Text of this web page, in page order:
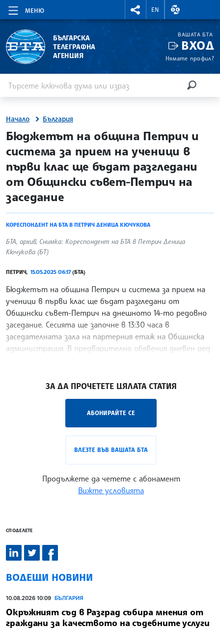
МЕНЮ
RIGHTMENU.SOCIAL
EN
ВАЛУТНИ
БЪЛГАРСКА
ТЕЛЕГРАФНА
АГЕНЦИЯ
ВАШАТА БТА
ВХОД
Нямате профил?
Начало България
site.bta
Бюджетът на община Петрич и
система за прием на ученици в
първи клас ще бъдат разгледани
от Общински съвет-Петрич на
заседание
КОРЕСПОНДЕНТ НА БТА В ПЕТРИЧ ДЕНИЦА КЮЧУКОВА
БТА, архив, Снимка: Кореспондент на БТА в Петрич Деница
Кючукова (БТ)
ПЕТРИЧ, 15.05.2025 06:17(БТА)
Бюджетът на община Петрич и система за прием на
ученици в първи клас ще бъдат разгледани от
Общински съвет-Петрич на днешното 14-то редовно
заседание. Сесията ще започне в 13:30 часа в
заседателната зала на партерния етаж на Общинска
администрация. В предварително обявения дневен ред
ЗА ДА ПРОЧЕТЕТЕ ЦЯЛАТА СТАТИЯ
АБОНИРАЙТЕ СЕ
ВЛЕЗТЕ ВЪВ ВАШАТА БТА
Продължете да четете с абонамент
Вижте условията
СПОДЕЛЕТЕ
ВОДЕЩИ НОВИНИ
10.08.2026 10:09 БЪЛГАРИЯ
Окръжният съд в Разград събира мнения от
граждани за качеството на съдебните услуги